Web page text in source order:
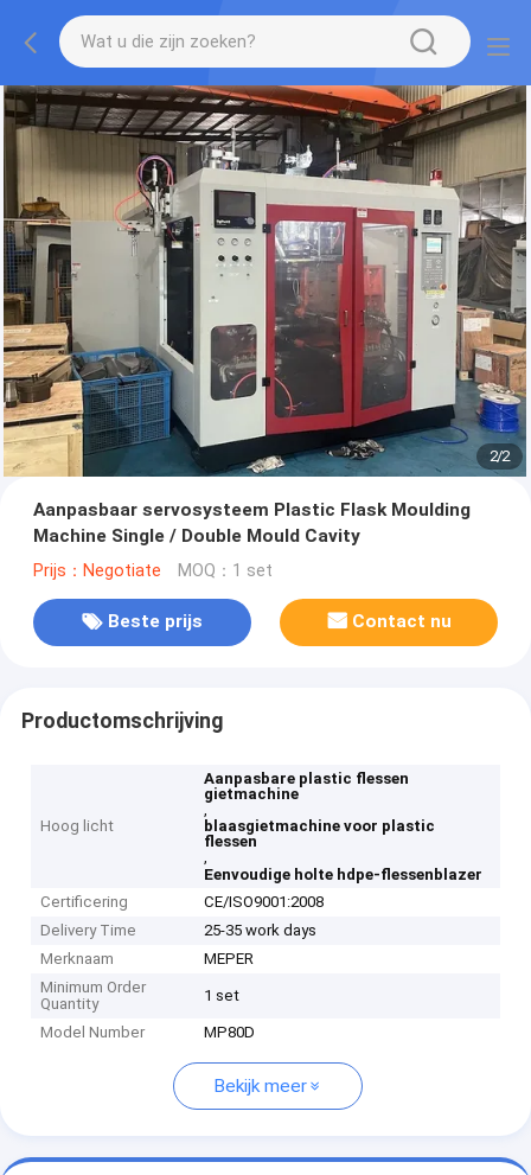
2/2
Aanpasbaar servosysteem Plastic Flask Moulding
Machine Single / Double Mould Cavity
Prijs：Negotiate MOQ：1 set
Beste prijs Contact nu
Productomschrijving
Hoog licht
Aanpasbare plastic flessen
gietmachine
,
blaasgietmachine voor plastic
flessen
,
Eenvoudige holte hdpe-flessenblazer
Certificering
CE/ISO9001:2008
Delivery Time
25-35 work days
Merknaam
MEPER
Minimum Order
Quantity
1 set
Model Number MP80D
Bekijk meer